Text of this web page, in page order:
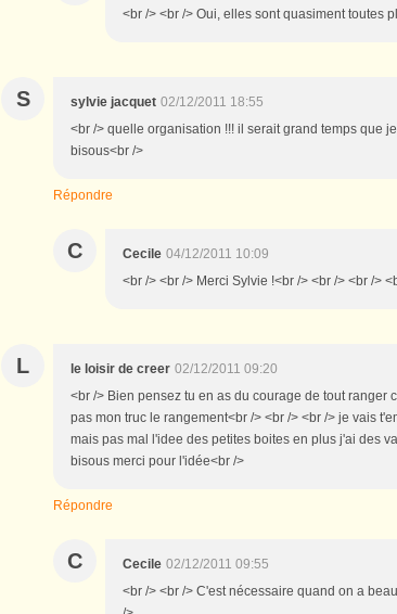
<br /> <br /> Oui, elles sont quasiment toutes
S sylvie jacquet 02/12/2011 18:55
<br /> quelle organisation !!! il serait grand temps que
bisous<br />
Répondre
C Cecile 04/12/2011 10:09
<br /> <br /> Merci Sylvie !<br /> <br /> <br />
L le loisir de creer 02/12/2011 09:20
<br /> Bien pensez tu en as du courage de tout ranger
pas mon truc le rangement<br /> <br /> <br /> je vais
mais pas mal l'idee des petites boites en plus j'ai des
bisous merci pour l'idée<br />
Répondre
C Cecile 02/12/2011 09:55
<br /> <br /> C'est nécessaire quand on a